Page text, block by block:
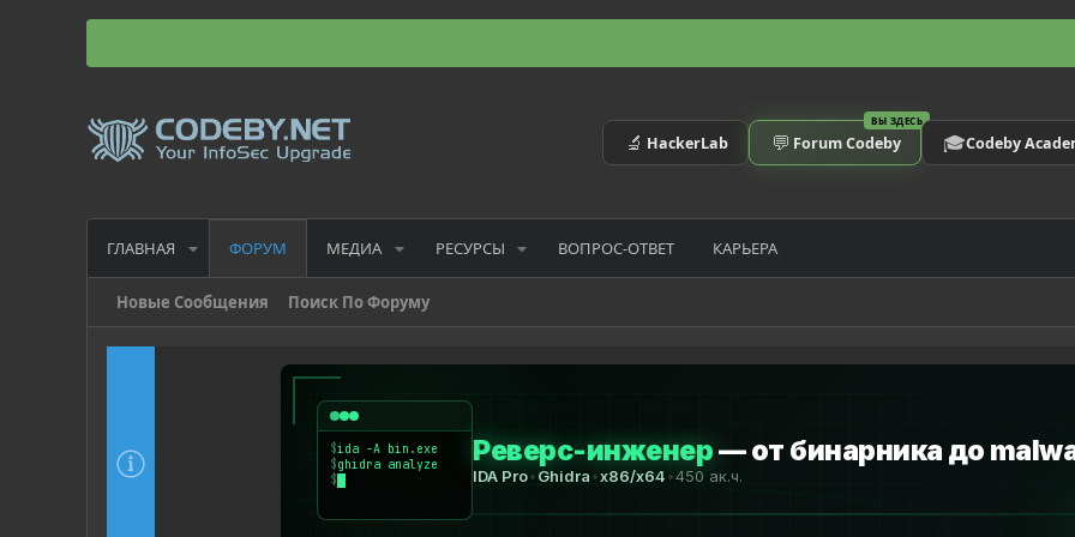
🔬 HackerLab
ВЫ ЗДЕСЬ
💬 Forum Codeby 🎓Codeby
ГЛАВНАЯ ФОРУМ МЕДИА РЕСУРСЫ ВОПРОС-ОТВЕТ КАРЬЕРА
Новые Сообщения Поиск По Форуму